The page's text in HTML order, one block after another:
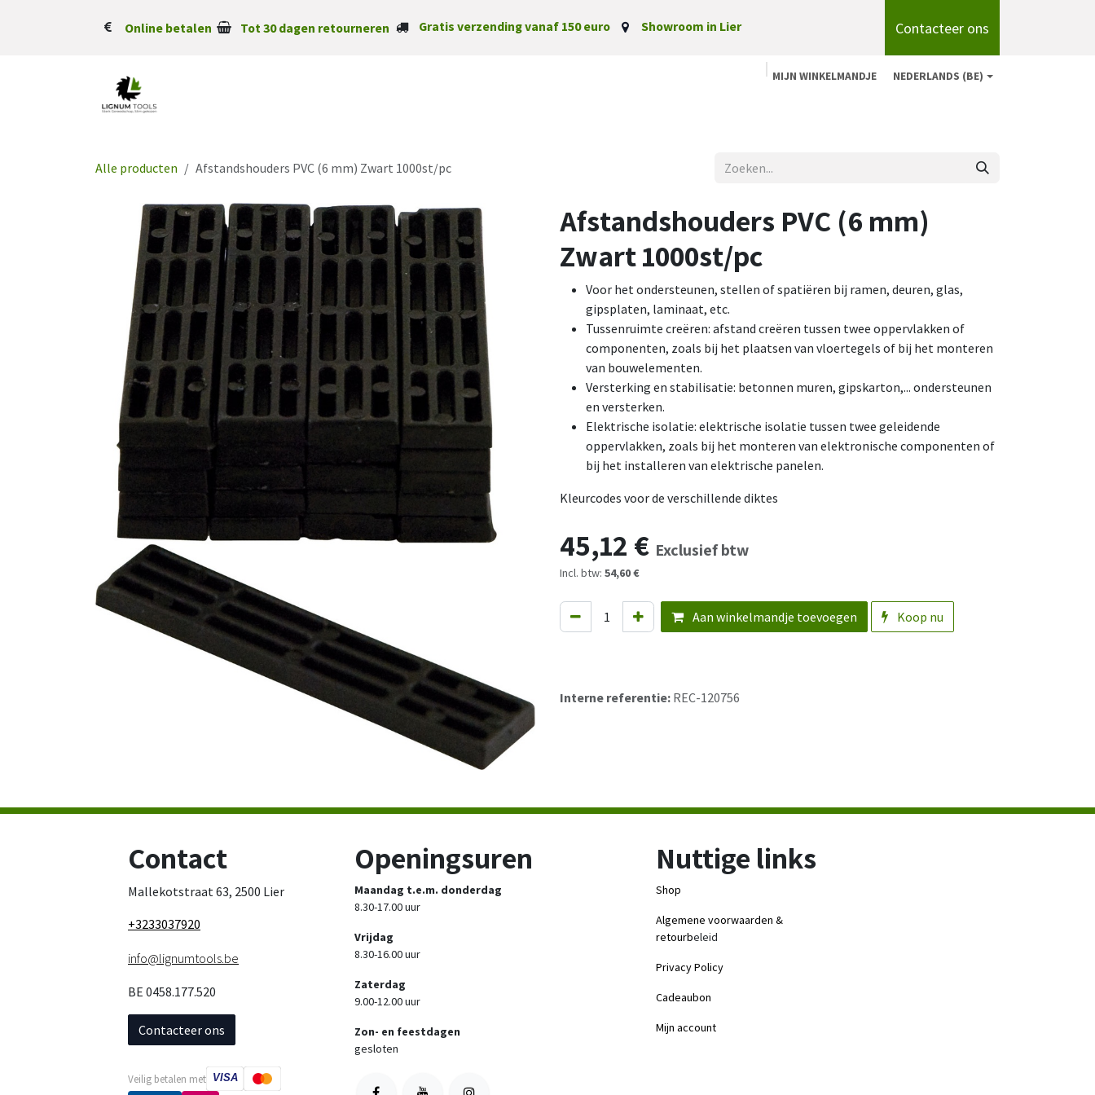
Online betalen Tot 30 dagen retourneren Gratis verzending vanaf 150 euro Showroom in Lier Contacteer ons
MIJN WINKELMANDJE NEDERLANDS (BE)
Alle producten Afstandshouders PVC (6 mm) Zwart 1000st/pc
Afstandshouders PVC (6 mm)
Zwart 1000st/pc
Voor het ondersteunen, stellen of spatiëren bij ramen, deuren, glas,
gipsplaten, laminaat, etc.
Tussenruimte creëren: afstand creëren tussen twee oppervlakken of
componenten, zoals bij het plaatsen van vloertegels of bij het monteren
van bouwelementen.
Versterking en stabilisatie: betonnen muren, gipskarton,... ondersteunen
en versterken.
Elektrische isolatie: elektrische isolatie tussen twee geleidende
oppervlakken, zoals bij het monteren van elektronische componenten of
bij het installeren van elektrische panelen.
Kleurcodes voor de verschillende diktes
45,12 € Exclusief btw
Incl. btw: 54,60 €
Aan winkelmandje toevoegen Koop nu
Interne referentie: REC-120756
Contact
Mallekotstraat 63, 2500 Lier
+3233037920
info@lignumtools.be
BE 0458.177.520
Contacteer ons
Veilig betalen met VISA
Openingsuren
Maandag t.e.m. donderdag
8.30-17.00 uur
Vrijdag
8.30-16.00 uur
Zaterdag
9.00-12.00 uur
Zon- en feestdagen
gesloten
Nuttige links
Shop
Algemene voorwaarden &
retourbeleid
Privacy Policy
Cadeaubon
Mijn account